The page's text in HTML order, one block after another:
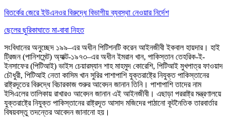
বিতর্কের জেরে ইউএনওর বিরুদ্ধে বিভাগীয় ব্যবস্থা নেওয়ার নির্দেশ
ছেলের ছুরিকাঘাতে মা-বাবা নিহত
সংবিধানের অনুচ্ছেদ ১৯৯–এর অধীন পিটিশনটি করেন আইনজীবী ইকবাল হায়দার। হাই
ট্রিজন (পানিশমেন্ট) অ্যাক্ট-১৯৭৩–এর অধীন ইমরান খান, পাকিস্তান তেহরিক-ই-
ইনসাফের (পিটিআই) ভাইস চেয়ারম্যান শাহ মাহমুদ কোরেশি, পিটিআই মুখপাত্র ফাওয়াদ
চৌধুরী, পিটিআই নেতা কাসিম খান সুরির পাশাপাশি যুক্তরাষ্ট্রে নিযুক্ত পাকিস্তানের
রাষ্ট্রদূতের বিরুদ্ধে বিচারকাজ শুরুর আবেদন জানান তিনি। পাশাপাশি তাদের নাম
ইসিএলের তালিকায় রাখারও আবেদন জানান এই আইনজীবী। এছাড়া পররাষ্ট্র মন্ত্রণালয়ে
যুক্তরাষ্ট্রে নিযুক্ত পাকিস্তানের রাষ্ট্রদূত আসাদ মজিদের পাঠানো কূটনৈতিক তারবার্তার
বিষয়বস্তু তদন্তের আবেদন জানানো হয়।